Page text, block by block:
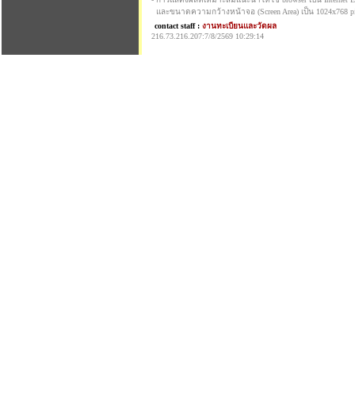
และขนาดความกว้างหน้าจอ (Screen Area) เป็น 1024x768
contact staff : งานทะเบียนและวัดผล
216.73.216.207:7/8/2569 10:29:14